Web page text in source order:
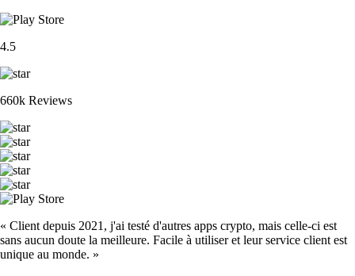
4.5
660k Reviews
« Client depuis 2021, j'ai testé d'autres apps crypto, mais celle-ci est
sans aucun doute la meilleure. Facile à utiliser et leur service client est
unique au monde. »